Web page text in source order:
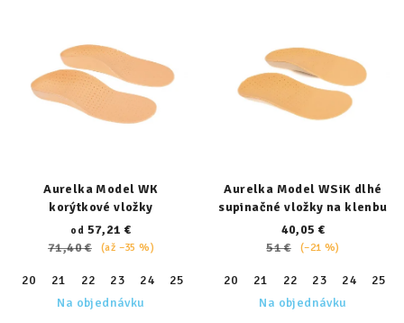
Aurelka Model WK
korýtkové vložky
od 57,21 €
71,40 €
(až –35 %)
20 21 22 23 24 25 27 28 29 30 31
32
Na objednávku
Aurelka Model WSiK dlhé
supinačné vložky na klenbu
40,05 €
51 €
(–21 %)
20 21 22 23 24 25
Na objednávku